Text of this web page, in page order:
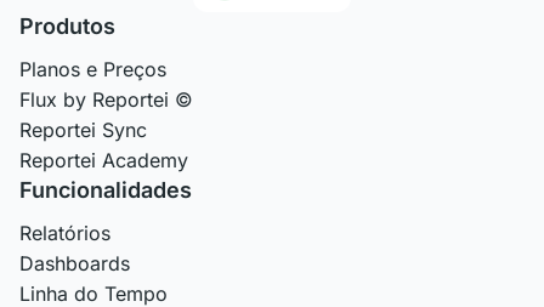
Produtos
Planos e Preços
Flux by Reportei ©
Reportei Sync
Reportei Academy
Funcionalidades
Relatórios
Dashboards
Linha do Tempo